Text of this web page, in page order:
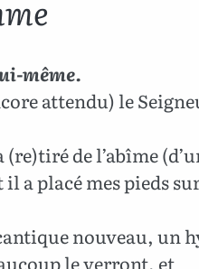
même.
attendu) le
de l’abîme
a placé mes pieds
nouveau, un
le verront, et